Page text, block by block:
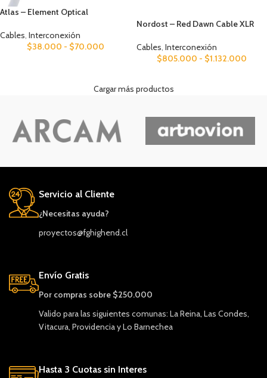
Atlas – Element Optical
Cables Interconexión
$38.000 - $70.000
Nordost – Red Dawn Cable XLR
Cables, Interconexión
$805.000 - $1.132.000
Cargar más productos
Servicio al Cliente
¿Necesitas ayuda?
proyectos@fghighend.cl
Envío Gratis
Por compras sobre $250.000
Valido para las siguientes comunas: La Reina, Las Condes,
Vitacura, Providencia y Lo Barnechea
Hasta 3 Cuotas sin Interes